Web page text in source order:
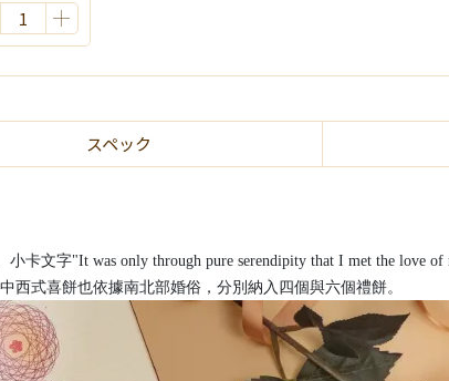
スペック
卡文字"It was only through pure serendipity that I met the love
式喜餅也依據南北部婚俗，分別納入四個與六個禮餅。